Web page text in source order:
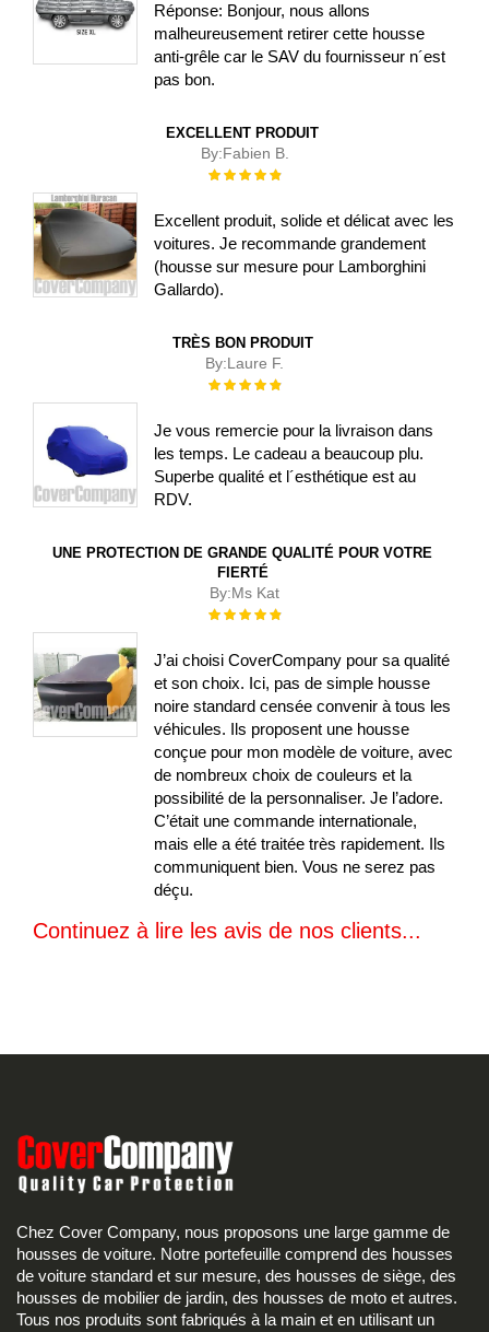
Réponse: Bonjour, nous allons
malheureusement retirer cette housse
anti-grêle car le SAV du fournisseur n´est
pas bon.
EXCELLENT PRODUIT
By:Fabien B.
Évaluation :
Excellent produit, solide et délicat avec les
voitures. Je recommande grandement
(housse sur mesure pour Lamborghini
Gallardo).
TRÈS BON PRODUIT
By:Laure F.
Évaluation :
Je vous remercie pour la livraison dans
les temps. Le cadeau a beaucoup plu.
Superbe qualité et l´esthétique est au
RDV.
UNE PROTECTION DE GRANDE QUALITÉ POUR VOTRE
FIERTÉ
By:Ms Kat
Évaluation :
J’ai choisi CoverCompany pour sa qualité
et son choix. Ici, pas de simple housse
noire standard censée convenir à tous les
véhicules. Ils proposent une housse
conçue pour mon modèle de voiture, avec
de nombreux choix de couleurs et la
possibilité de la personnaliser. Je l’adore.
C’était une commande internationale,
mais elle a été traitée très rapidement. Ils
communiquent bien. Vous ne serez pas
déçu.
Continuez à lire les avis de nos clients...
Chez Cover Company, nous proposons une large gamme de
housses de voiture. Notre portefeuille comprend des housses
de voiture standard et sur mesure, des housses de siège, des
housses de mobilier de jardin, des housses de moto et autres.
Tous nos produits sont fabriqués à la main et en utilisant un